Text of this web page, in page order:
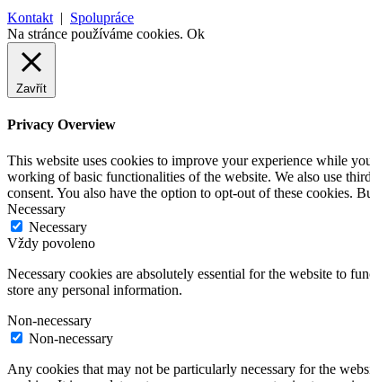
Kontakt | Spolupráce
Na stránce používáme cookies. Ok
Zavřít
Privacy Overview
This website uses cookies to improve your experience while
working of basic functionalities of the website. We also use
consent. You also have the option to opt-out of these cookies.
Necessary
Necessary
Vždy povoleno
Necessary cookies are absolutely essential for the website to
store any personal information.
Non-necessary
Non-necessary
Any cookies that may not be particularly necessary for the